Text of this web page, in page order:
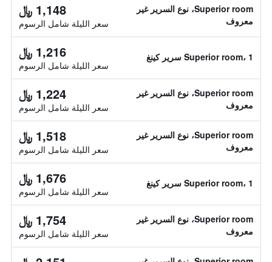
Superior room، نوع السرير غير
معروف
1,148 ﷼
سعر الليلة شامل الرسوم
Superior room، 1 سرير كينغ 1,216 ﷼
سعر الليلة شامل الرسوم
Superior room، نوع السرير غير
معروف
1,224 ﷼
سعر الليلة شامل الرسوم
Superior room، نوع السرير غير
معروف
1,518 ﷼
سعر الليلة شامل الرسوم
Superior room، 1 سرير كينغ 1,676 ﷼
سعر الليلة شامل الرسوم
Superior room، نوع السرير غير
معروف
1,754 ﷼
سعر الليلة شامل الرسوم